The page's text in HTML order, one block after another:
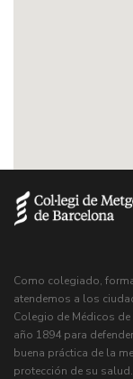
Como colegiado,
atendemos a los
Colegio de Médicos
año 1894 para
buena práctica de la
protección de su salud.